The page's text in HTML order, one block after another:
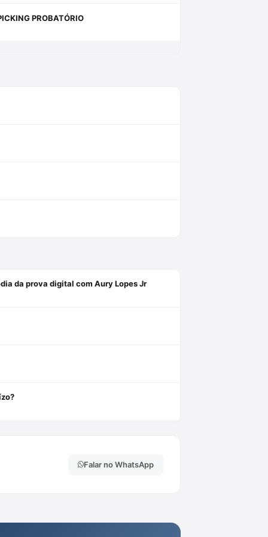
PROBATÓRIO
da prova digital com Aury Lopes Jr
Falar no WhatsApp